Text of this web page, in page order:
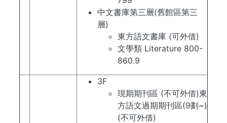
中文書庫第三層(舊館區第三
層)
東方語文書庫 (可外借)
文學類 Literature 800-
860.9
3F
現期期刊區 (不可外借)東
方語文過期期刊區(9劃~)
(不可外借)